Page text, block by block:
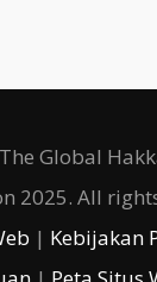
Global
2025. All
| Kebijakan